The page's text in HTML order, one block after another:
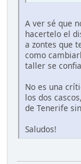
A ver sé que
hacertelo el
a zontes que
como
taller se
No es una
los dos
de Tenerife
Saludos!